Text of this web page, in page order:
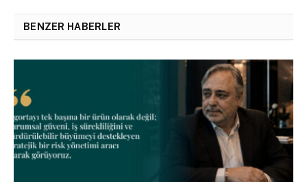
BENZER HABERLER